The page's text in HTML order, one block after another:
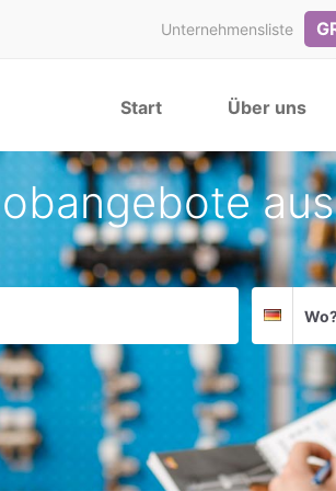
Unternehmensliste
Start Über uns